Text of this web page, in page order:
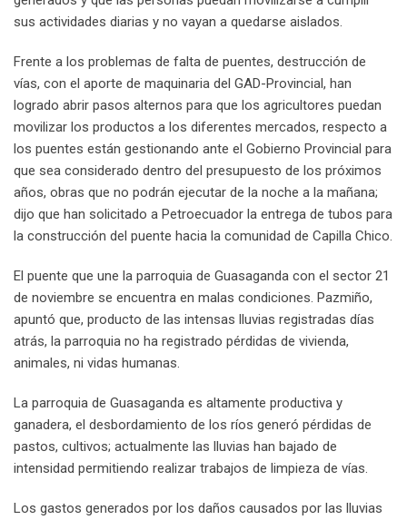
sus actividades diarias y no vayan a quedarse aislados.
Frente a los problemas de falta de puentes, destrucción de
vías, con el aporte de maquinaria del GAD-Provincial, han
logrado abrir pasos alternos para que los agricultores puedan
movilizar los productos a los diferentes mercados, respecto a
los puentes están gestionando ante el Gobierno Provincial para
que sea considerado dentro del presupuesto de los próximos
años, obras que no podrán ejecutar de la noche a la mañana;
dijo que han solicitado a Petroecuador la entrega de tubos para
la construcción del puente hacia la comunidad de Capilla Chico.
El puente que une la parroquia de Guasaganda con el sector 21
de noviembre se encuentra en malas condiciones. Pazmiño,
apuntó que, producto de las intensas lluvias registradas días
atrás, la parroquia no ha registrado pérdidas de vivienda,
animales, ni vidas humanas.
La parroquia de Guasaganda es altamente productiva y
ganadera, el desbordamiento de los ríos generó pérdidas de
pastos, cultivos; actualmente las lluvias han bajado de
intensidad permitiendo realizar trabajos de limpieza de vías.
Los gastos generados por los daños causados por las lluvias